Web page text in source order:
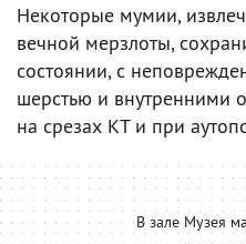
Некоторые мумии,
вечной мерзлоты,
состоянии, с
шерстью и внутренними
на срезах КТ и при
В зале Музея